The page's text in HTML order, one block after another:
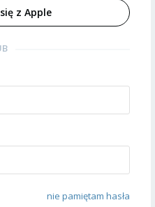
z Apple
nie pamiętam hasła